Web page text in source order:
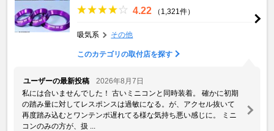
4.22 （1,321件）
吸気系 その他
このカテゴリの取付店を探す
ユーザーの最新投稿
2026年8月7日
私には合いませんでした！ 古いミニコンと同時装着。 確かに初期
の踏み量に対してレスポンスは過敏になる。が、アクセル抜いて
再度踏み込むとワンテンポ遅れてる様な気持ち悪い感じに。 ミニ
コンのみの方が、扱 ...